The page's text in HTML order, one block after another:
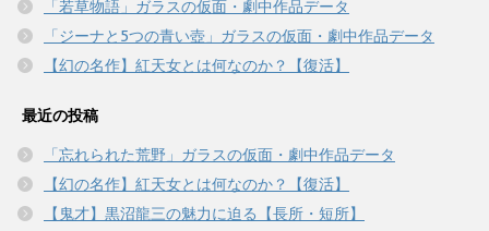
「若草物語」ガラスの仮面・劇中作品データ
「ジーナと5つの青い壺」ガラスの仮面・劇中作品データ
【幻の名作】紅天女とは何なのか？【復活】
最近の投稿
「忘れられた荒野」ガラスの仮面・劇中作品データ
【幻の名作】紅天女とは何なのか？【復活】
【鬼才】黒沼龍三の魅力に迫る【長所・短所】